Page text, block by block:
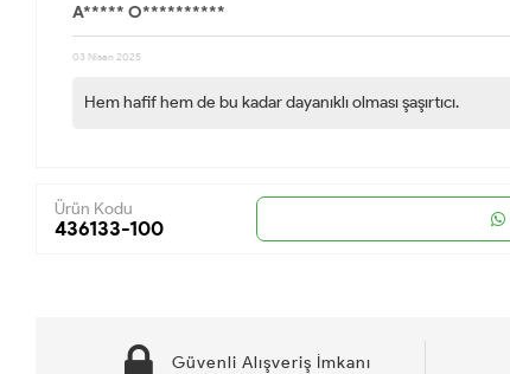
A***** O**********
03 Nisan 2025
Hem hafif hem de bu kadar dayanıklı olması şaşırtıcı.
Ürün Kodu
436133-100
Güvenli Alışveriş İmkanı